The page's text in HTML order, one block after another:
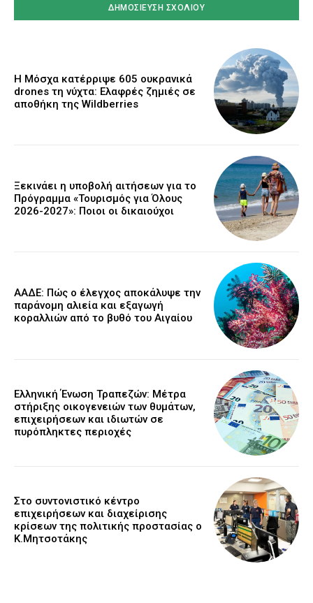
Η Μόσχα κατέρριψε 605 ουκρανικά
drones τη νύχτα: Ελαφρές ζημιές σε
αποθήκη της Wildberries
Ξεκινάει η υποβολή αιτήσεων για το
Πρόγραμμα «Τουρισμός για Όλους
2026-2027»: Ποιοι οι δικαιούχοι
ΑΑΔΕ: Πώς ο έλεγχος αποκάλυψε την
παράνομη αλιεία και εξαγωγή
κοραλλιών από το βυθό του Αιγαίου
Ελληνική Ένωση Τραπεζών: Μέτρα
στήριξης οικογενειών των θυμάτων,
επιχειρήσεων και ιδιωτών σε
πυρόπληκτες περιοχές
Στο συντονιστικό κέντρο
επιχειρήσεων και διαχείρισης
κρίσεων της πολιτικής προστασίας ο
Κ.Μητσοτάκης